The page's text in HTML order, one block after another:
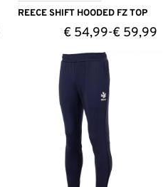
REECE SHIFT HOODED FZ TOP
€ 54,99-€ 59,99